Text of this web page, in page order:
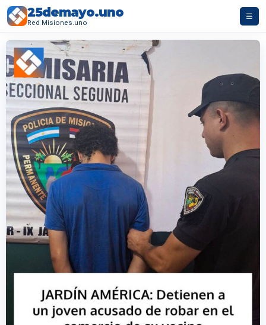
25demayo.uno
Red Misiones.uno
☰